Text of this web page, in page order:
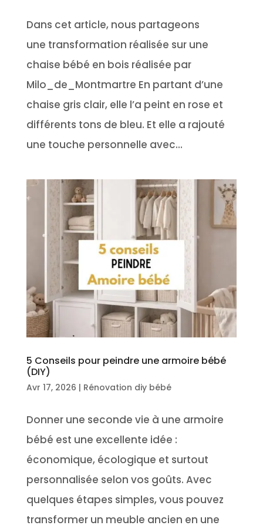
Dans cet article, nous partageons
une transformation réalisée sur une
chaise bébé en bois réalisée par
Milo_de_Montmartre En partant d’une
chaise gris clair, elle l’a peint en rose et
différents tons de bleu. Et elle a rajouté
une touche personnelle avec...
5 Conseils pour peindre une armoire bébé
(DIY)
Avr 17, 2026 | Rénovation diy bébé
Donner une seconde vie à une armoire
bébé est une excellente idée :
économique, écologique et surtout
personnalisée selon vos goûts. Avec
quelques étapes simples, vous pouvez
transformer un meuble ancien en une